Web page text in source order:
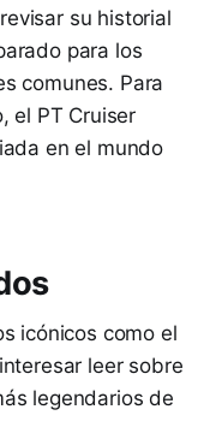
su historial
para los
comunes. Para
el PT Cruiser
en el mundo
icónicos como el
leer sobre
legendarios de